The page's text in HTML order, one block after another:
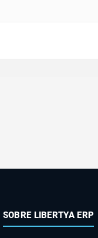
SOBRE LIBERTYA ERP